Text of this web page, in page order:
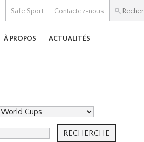
Safe Sport Contactez-nous
À PROPOS ACTUALITÉS